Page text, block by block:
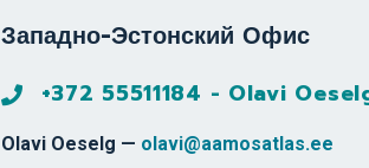
Западно-Эстонский Офис
+372 55511184 - Olavi
Olavi Oeselg — olavi@aamosatlas.ee